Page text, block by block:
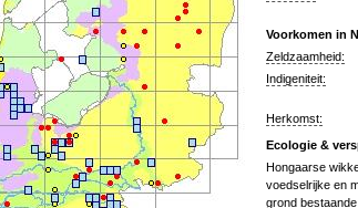
Voorkomen in
Zeldzaamheid:
Indigeniteit:
Herkomst:
Ecologie &
Hongaarse
voedselrijke en
grond